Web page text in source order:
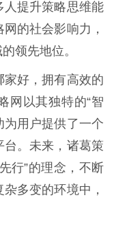
提升策略思维能
的社会影响力，
领先地位。
好，拥有高效的
网以其独特的“智
为用户提供了一个
。未来，诸葛策
行”的理念，不断
多变的环境中，